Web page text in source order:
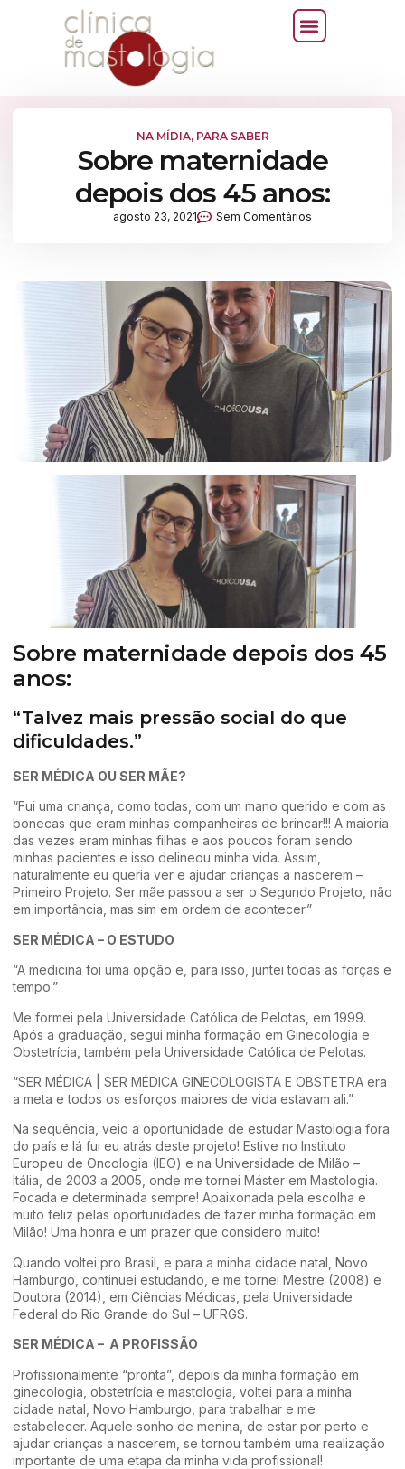
NA MÍDIA, PARA SABER
Sobre maternidade
depois dos 45 anos:
agosto 23, 2021 Sem Comentários
Sobre maternidade depois dos 45
anos:
“Talvez mais pressão social do que
dificuldades.”
SER MÉDICA OU SER MÃE?
“Fui uma criança, como todas, com um mano querido e com as
bonecas que eram minhas companheiras de brincar!!! A maioria
das vezes eram minhas filhas e aos poucos foram sendo
minhas pacientes e isso delineou minha vida. Assim,
naturalmente eu queria ver e ajudar crianças a nascerem –
Primeiro Projeto. Ser mãe passou a ser o Segundo Projeto, não
em importância, mas sim em ordem de acontecer.”
SER MÉDICA – O ESTUDO
“A medicina foi uma opção e, para isso, juntei todas as forças e
tempo.”
Me formei pela Universidade Católica de Pelotas, em 1999.
Após a graduação, segui minha formação em Ginecologia e
Obstetrícia, também pela Universidade Católica de Pelotas.
“SER MÉDICA | SER MÉDICA GINECOLOGISTA E OBSTETRA era
a meta e todos os esforços maiores de vida estavam ali.”
Na sequência, veio a oportunidade de estudar Mastologia fora
do país e lá fui eu atrás deste projeto! Estive no Instituto
Europeu de Oncologia (IEO) e na Universidade de Milão –
Itália, de 2003 a 2005, onde me tornei Máster em Mastologia.
Focada e determinada sempre! Apaixonada pela escolha e
muito feliz pelas oportunidades de fazer minha formação em
Milão! Uma honra e um prazer que considero muito!
Quando voltei pro Brasil, e para a minha cidade natal, Novo
Hamburgo, continuei estudando, e me tornei Mestre (2008) e
Doutora (2014), em Ciências Médicas, pela Universidade
Federal do Rio Grande do Sul – UFRGS.
SER MÉDICA – A PROFISSÃO
Profissionalmente “pronta”, depois da minha formação em
ginecologia, obstetrícia e mastologia, voltei para a minha
cidade natal, Novo Hamburgo, para trabalhar e me
estabelecer. Aquele sonho de menina, de estar por perto e
ajudar crianças a nascerem, se tornou também uma realização
importante de uma etapa da minha vida profissional!